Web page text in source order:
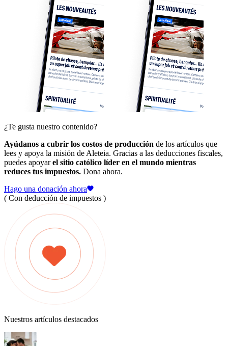
¿Te gusta nuestro contenido?
Ayúdanos a cubrir los costos de producción de los artículos que
lees y apoya la misión de Aleteia. Gracias a las deducciones fiscales,
puedes apoyarel sitio católico líder en el mundo mientras
reduces tus impuestos. Dona ahora.
Hago una donación ahora
( Con deducción de impuestos )
Nuestros artículos destacados